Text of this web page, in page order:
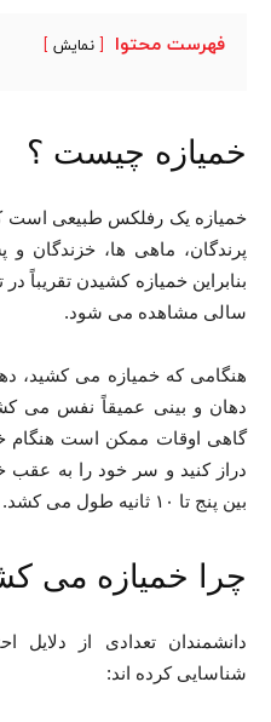
فهرست محتوا نمایش
خمیازه چیست ؟
خمیازه یک رفلکس طبیعی است
پرندگان، ماهی ها، خزندگان و
بنابراین خمیازه کشیدن تقریباً
سالی مشاهده می شود.
هنگامی که خمیازه می کشید،
دهان و بینی عمیقاً نفس می
گاهی اوقات ممکن است هنگام
دراز کنید و سر خود را به عقب
بین پنج تا ۱۰ ثانیه طول می کشد.
چرا خمیازه می
دانشمندان تعدادی از دلایل
شناسایی کرده اند: